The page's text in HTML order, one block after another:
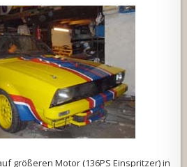
größeren Motor (136PS Einspritzer) in